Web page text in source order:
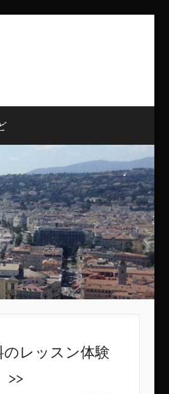
のレッスン体験
>>